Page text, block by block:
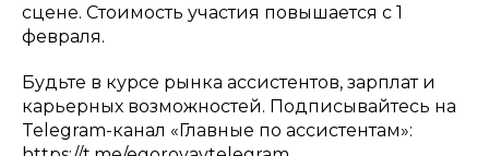
сцене. Стоимость участия повышается с 1
февраля.
Будьте в курсе рынка ассистентов, зарплат и
карьерных возможностей. Подписывайтесь на
Telegram-канал «Главные по ассистентам»: